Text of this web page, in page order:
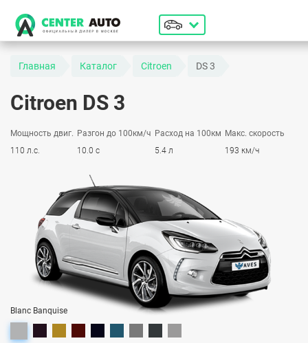
Главная Каталог Citroen DS 3
Citroen DS 3
Мощность двиг.
110 л.с.
Разгон до 100км/ч
10.0 с
Расход на 100км
5.4 л
Макс. скорость
193 км/ч
Blanc Banquise